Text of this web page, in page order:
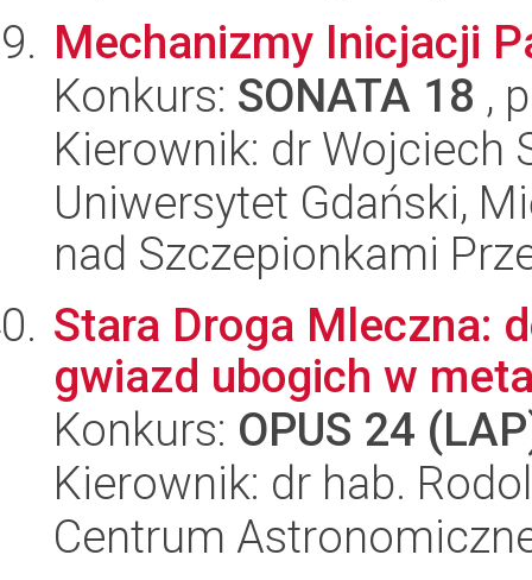
Mechanizmy Inicjacji
Konkurs: SONATA 18 ,
Kierownik: dr Wojciech
Uniwersytet Gdański,
nad Szczepionkami
Stara Droga Mleczna:
gwiazd ubogich w
Konkurs: OPUS 24
Kierownik: dr hab.
Centrum